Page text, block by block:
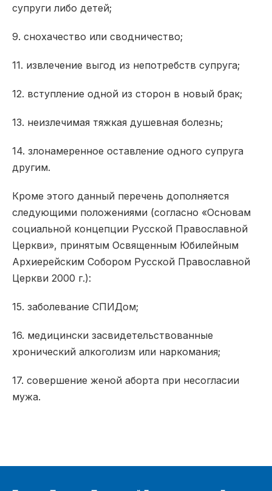
супруги либо детей;
9. снохачество или сводничество;
11. извлечение выгод из непотребств супруга;
12. вступление одной из сторон в новый брак;
13. неизлечимая тяжкая душевная болезнь;
14. злонамеренное оставление одного супруга
другим.
Кроме этого данный перечень дополняется
следующими положениями (согласно «Основам
социальной концепции Русской Православной
Церкви», принятым Освященным Юбилейным
Архиерейским Собором Русской Православной
Церкви 2000 г.):
15. заболевание СПИДом;
16. медицински засвидетельствованные
хронический алкоголизм или наркомания;
17. совершение женой аборта при несогласии
мужа.